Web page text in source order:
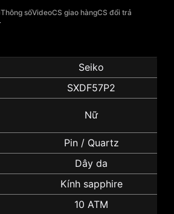
Thông sốVideoCS giao hàngCS đổi trả
Seiko
SXDF57P2
Nữ
Pin / Quartz
Dây da
Kính sapphire
10 ATM